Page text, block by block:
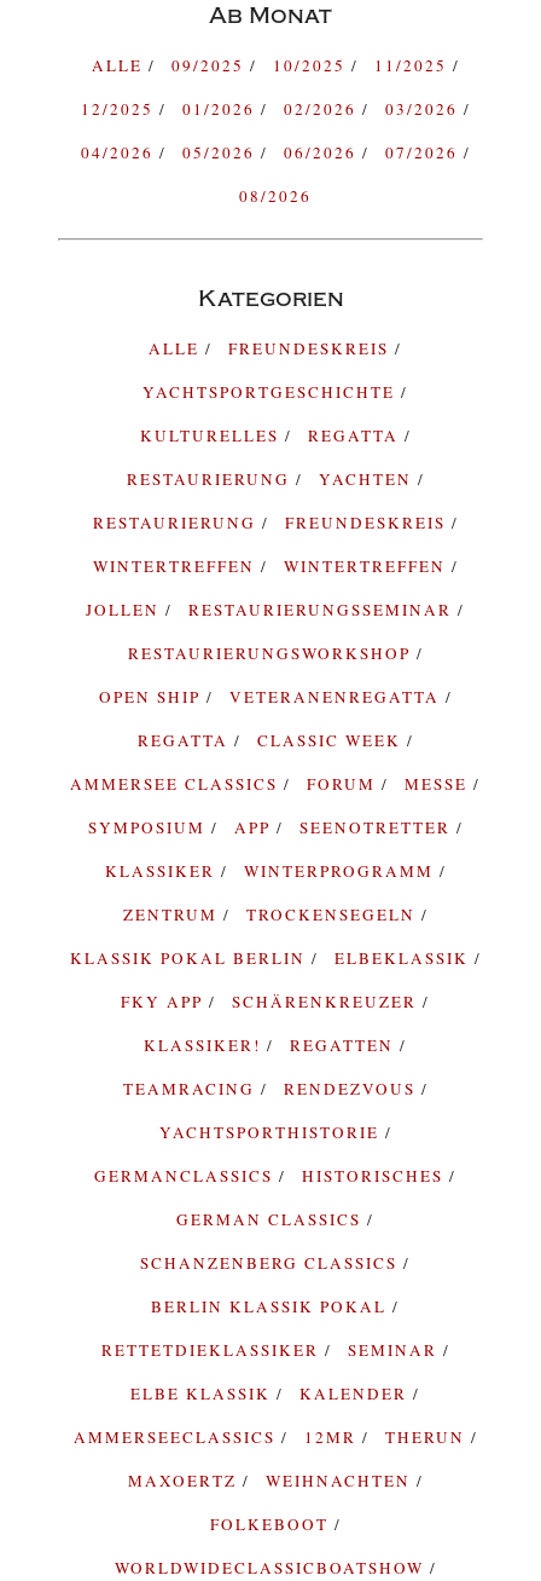
Ab Monat
ALLE 09/2025 10/2025
11/2025
12/2025
01/2026 02/2026
03/2026
04/2026
05/2026 06/2026
07/2026
08/2026
Kategorien
ALLE
FREUNDESKREIS
YACHTSPORTGESCHICHTE
KULTURELLES
REGATTA
RESTAURIERUNG
YACHTEN
RESTAURIERUNG
FREUNDESKREIS
WINTERTREFFEN
WINTERTREFFEN
JOLLEN
RESTAURIERUNGSSEMINAR
RESTAURIERUNGSWORKSHOP
OPEN SHIP
VETERANENREGATTA
REGATTA
CLASSIC WEEK
AMMERSEE CLASSICS
FORUM
MESSE
SYMPOSIUM
APP
SEENOTRETTER
KLASSIKER
WINTERPROGRAMM
ZENTRUM
TROCKENSEGELN
KLASSIK POKAL BERLIN
ELBEKLASSIK
FKY APP
SCHÄRENKREUZER
KLASSIKER!
REGATTEN
TEAMRACING
RENDEZVOUS
YACHTSPORTHISTORIE
GERMANCLASSICS
HISTORISCHES
GERMAN CLASSICS
SCHANZENBERG CLASSICS
BERLIN KLASSIK POKAL
RETTETDIEKLASSIKER
SEMINAR
ELBE KLASSIK
KALENDER
AMMERSEECLASSICS
12MR
THERUN
MAXOERTZ
WEIHNACHTEN
FOLKEBOOT
WORLDWIDECLASSICBOATSHOW